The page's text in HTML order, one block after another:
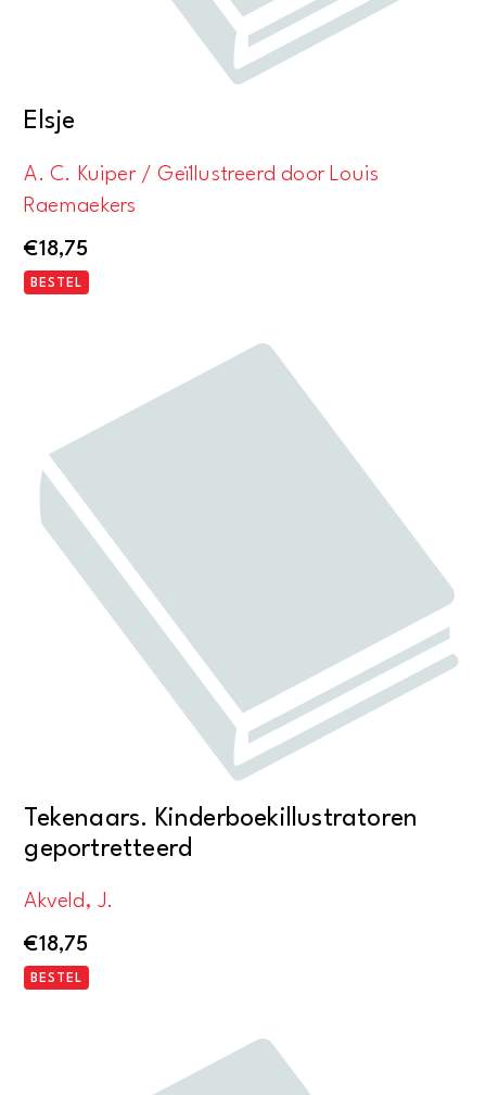
Elsje
A. C. Kuiper / Geïllustreerd door Louis
Raemaekers
€18,75
BESTEL
Tekenaars. Kinderboekillustratoren
geportretteerd
Akveld, J.
€18,75
BESTEL